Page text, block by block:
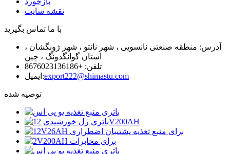
نقشه سایت
با ما تماس بگیرید
آدرس: منطقه صنعتی نانسویی ، شهر نانتو ، شهر ژونگشان ،
استان گوانگدونگ ، چین
تلفن: +8676023136186
ایمیل:export222@shimastu.com
توصیه شده